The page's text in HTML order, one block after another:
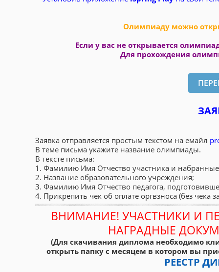
Олимпиаду можно
Если у вас не открывается
Для прохождения
Заявка отправляется простым текстом на емайл
В теме письма укажите название олимпиады.
В тексте письма:
1. Фамилию Имя Отчество участника и
2. Название образовательного учреждения;
3. Фамилию Имя Отчество педагога,
4. Прикрепить чек об оплате оргвзноса (без чека
ВНИМАНИЕ! УЧАСТНИКИ И
НАГРАДНЫЕ
(Для скачивания диплома необходимо
открыть папку с месяцем в котором вы
РЕЕСТР